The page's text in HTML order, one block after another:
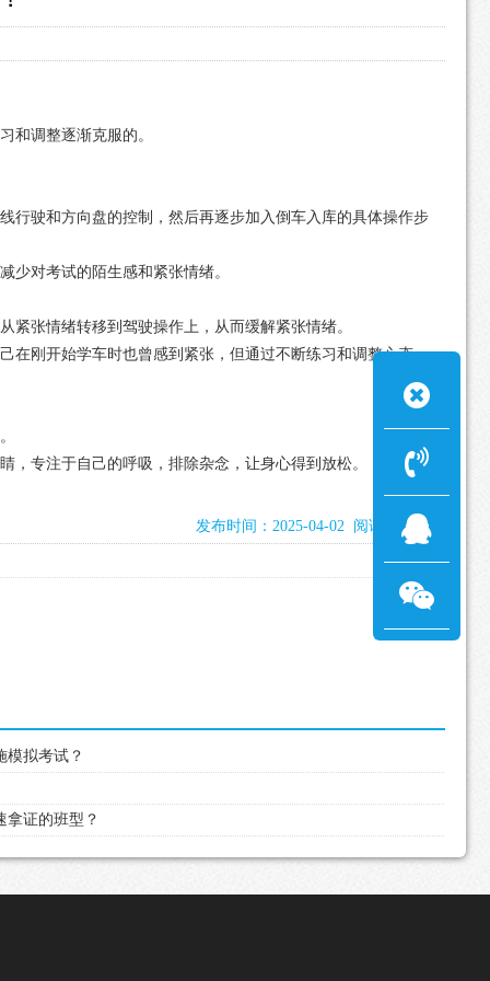
和调整逐渐克服的。
行驶和方向盘的控制，然后再逐步加入倒车入库的具体操作步
少对考试的陌生感和紧张情绪。
张情绪转移到驾驶操作上，从而缓解紧张情绪。
在刚开始学车时也曾感到紧张，但通过不断练习和调整心态，
专注于自己的呼吸，排除杂念，让身心得到放松。
发布时间：2025-04-02 阅读：1165次
模拟考试？
拿证的班型？